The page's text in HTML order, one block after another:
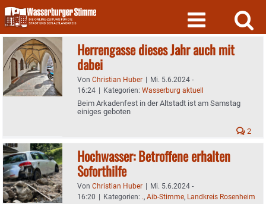
Skip
to
content
Herrengasse dieses Jahr auch mit
dabei
Von Christian Huber | Mi. 5.6.2024 -
16:24 | Kategorien: Wasserburg aktuell
Beim Arkadenfest in der Altstadt ist am Samstag
einiges geboten
2
Hochwasser: Betroffene erhalten
Soforthilfe
Von Christian Huber | Mi. 5.6.2024 -
16:20 | Kategorien: ., Aib-Stimme, Landkreis Rosenheim